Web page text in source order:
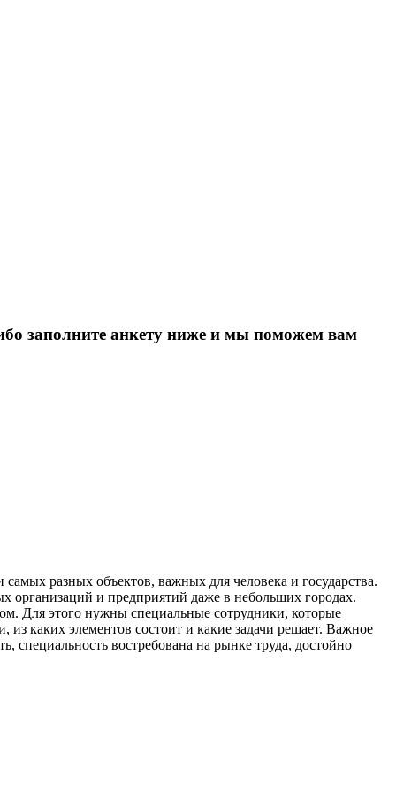
заполните анкету ниже и мы поможем вам
разных объектов, важных для человека и государства.
организаций и предприятий даже в небольших городах.
Для этого нужны специальные сотрудники, которые
из каких элементов состоит и какие задачи решает. Важное
востребована на рынке труда, достойно